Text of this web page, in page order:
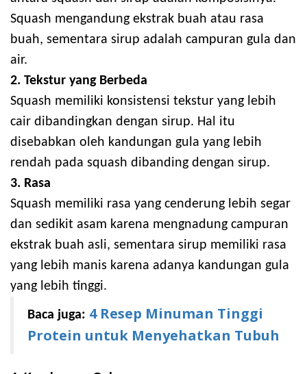
Squash mengandung ekstrak buah atau rasa
buah, sementara sirup adalah campuran gula dan
air.
2. Tekstur yang Berbeda
Squash memiliki konsistensi tekstur yang lebih
cair dibandingkan dengan sirup. Hal itu
disebabkan oleh kandungan gula yang lebih
rendah pada squash dibanding dengan sirup.
3. Rasa
Squash memiliki rasa yang cenderung lebih segar
dan sedikit asam karena mengnadung campuran
ekstrak buah asli, sementara sirup memiliki rasa
yang lebih manis karena adanya kandungan gula
yang lebih tinggi.
Baca juga: 4 Resep Minuman Tinggi
Protein untuk Menyehatkan Tubuh